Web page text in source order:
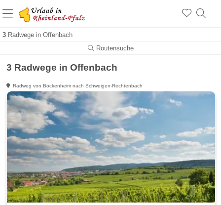
3 Radwege in Offenbach
Routensuche
+1.500 Unterkünfte in Rheinland-Pfalz
+1.000 Sehenswürdigkeiten
3 Radwege in Offenbach
Radweg von Bockenheim nach Schweigen-Rechtenbach